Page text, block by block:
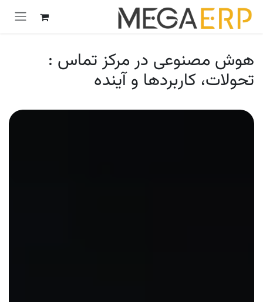
پرش به محتوا
هوش مصنوعی در مرکز تماس :
تحولات، کاربردها و آینده